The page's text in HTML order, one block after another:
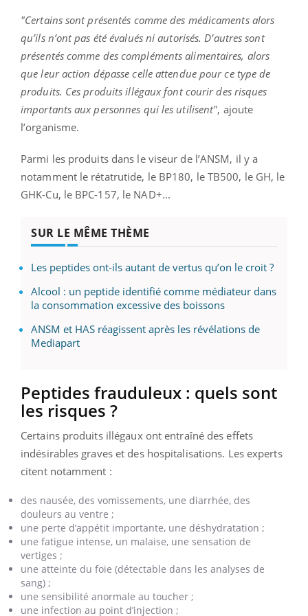
"Certains sont présentés comme des médicaments alors
qu’ils n’ont pas été évalués ni autorisés. D’autres sont
présentés comme des compléments alimentaires, alors
que leur action dépasse celle attendue pour ce type de
produits. Ces produits illégaux font courir des risques
importants aux personnes qui les utilisent", ajoute
l’organisme.
Parmi les produits dans le viseur de l’ANSM, il y a
notamment le rétatrutide, le BP180, le TB500, le GH, le
GHK-Cu, le BPC-157, le NAD+...
SUR LE MÊME THÈME
Les peptides ont-ils autant de vertus qu’on le croit ?
Alcool : un peptide identifié comme médiateur dans
la consommation excessive des boissons
ANSM et HAS réagissent après les révélations de
Mediapart
Peptides frauduleux : quels sont
les risques ?
Certains produits illégaux ont entraîné des effets
indésirables graves et des hospitalisations. Les experts
citent notamment :
des nausée, des vomissements, une diarrhée, des
douleurs au ventre ;
une perte d’appétit importante, une déshydratation ;
une fatigue intense, un malaise, une sensation de
vertiges ;
une atteinte du foie (détectable dans les analyses de
sang) ;
une sensibilité anormale au toucher ;
une infection au point d’injection ;